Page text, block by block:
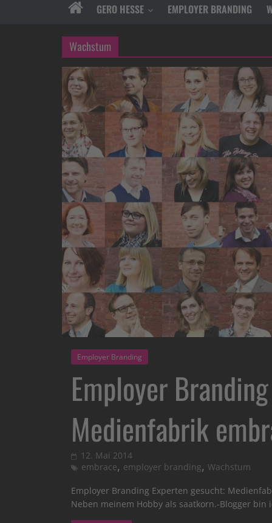
GERO HESSE EMPLOYER BRANDING
Wachstum
Employer Branding
Employer
Medienfabrik
12. Mai 2014
embrace, employer branding, Wachstum
Employer Branding Experten gesucht:
Neben meinem Hobby als saatkorn.-Blogger bin